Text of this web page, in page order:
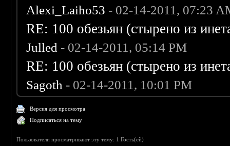
Alexi_Laiho53 - 02-14-2011, 07:23
RE: 100 обезьян (стырено из
Julled - 02-14-2011, 05:14 PM
RE: 100 обезьян (стырено из
Sagoth - 02-14-2011, 10:01 PM
Версия для просмотра
Подписаться на тему
Пользователи просматривают эту тему: 1 Гость(ей)